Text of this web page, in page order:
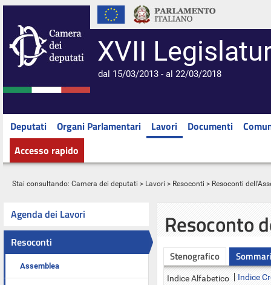
XVII
dal 15/03/2013 - al 22/03/2018
Deputati Organi Parlamentari Lavori Documenti
Accesso rapido
Stai consultando: Camera dei deputati > Lavori > Resoconti > Resoconti
Agenda dei Lavori
Resoconti
Assemblea
Resoconto
Stenografico
Indice Alfabetico Indice